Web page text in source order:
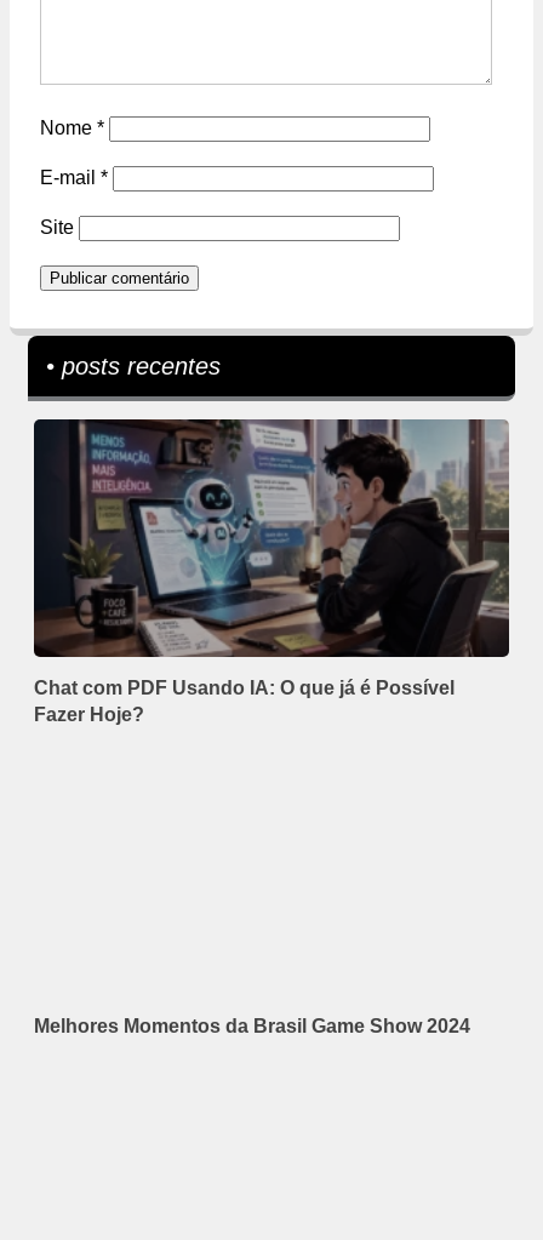
Nome *
E-mail *
Site
• posts recentes
Chat com PDF Usando IA: O que já é Possível
Fazer Hoje?
Melhores Momentos da Brasil Game Show 2024